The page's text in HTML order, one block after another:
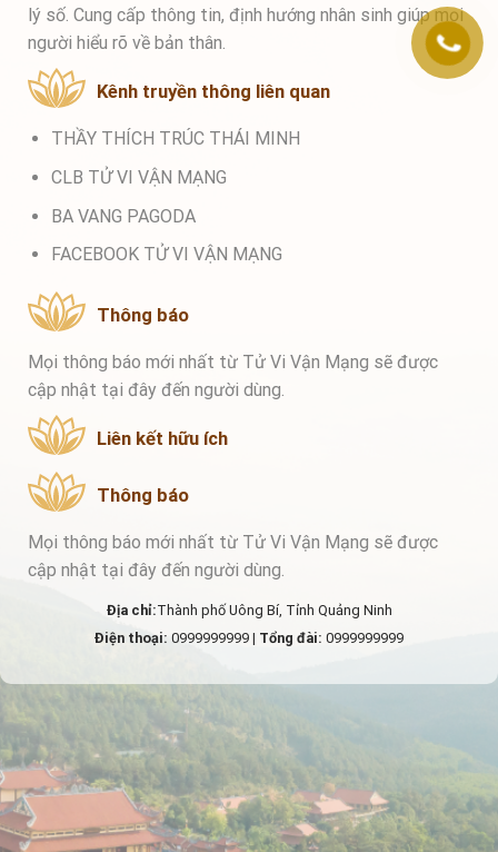
lý số. Cung cấp thông tin, định hướng nhân sinh giúp mọi
người hiểu rõ về bản thân.
Kênh truyền thông liên quan
THẦY THÍCH TRÚC THÁI MINH
CLB TỬ VI VẬN MẠNG
BA VANG PAGODA
FACEBOOK TỬ VI VẬN MẠNG
Thông báo
Mọi thông báo mới nhất từ Tử Vi Vận Mạng sẽ được
cập nhật tại đây đến người dùng.
Liên kết hữu ích
Thông báo
Mọi thông báo mới nhất từ Tử Vi Vận Mạng sẽ được
cập nhật tại đây đến người dùng.
Địa chỉ:Thành phố Uông Bí, Tỉnh Quảng Ninh
Điện thoại: 0999999999 | Tổng đài: 0999999999